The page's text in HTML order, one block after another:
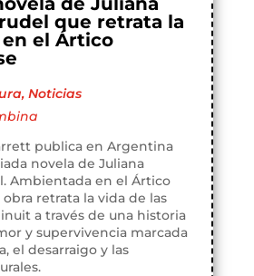
que retrata la
el Ártico
, Noticias
publica en Argentina
novela de Juliana
Ambientada en el Ártico
retrata la vida de las
a través de una historia
y supervivencia marcada
el desarraigo y las